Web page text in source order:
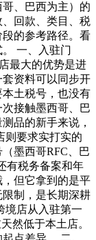
、巴西为主）的
回款、类目、税
的参考路径。看
一、入驻门
最大的优势是进
资料可以同步开
土税号，也没有
接触墨西哥、巴
品的新手来说，
则要求实打实的
墨西哥RFC、巴
有税务备案和年
但它拿到的是平
制，是长期深耕
境店从入驻第一
然低于本土店。